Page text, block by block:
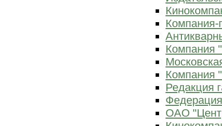
Компания-
Компания
Компания
Редакция
ОАО